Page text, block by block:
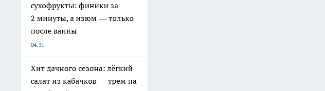
сухофрукты: финики за
2 минуты, а изюм — только
после ванны
04:31
Хит дачного сезона: лёгкий
салат из кабачков — трем на